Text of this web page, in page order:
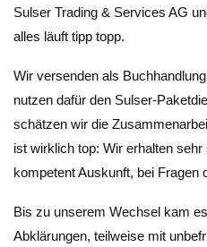
Sulser Trading & Services AG
alles läuft tipp topp.
Wir versenden als
nutzen dafür den Sulser-
schätzen wir die
ist wirklich top: Wir erhalten
kompetent Auskunft, bei Fragen
Bis zu unserem Wechsel kam
Abklärungen, teilweise mit